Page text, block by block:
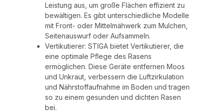
Leistung aus, um große Flächen effizient zu
bewältigen. Es gibt unterschiedliche Modelle
mit Front- oder Mittelmähwerk zum Mulchen,
Seitenauswurf oder Aufsammeln.
Vertikutierer: STIGA bietet Vertikutierer, die
eine optimale Pflege des Rasens
ermöglichen. Diese Geräte entfernen Moos
und Unkraut, verbessern die Luftzirkulation
und Nährstoffaufnahme im Boden und tragen
so zu einem gesunden und dichten Rasen
bei.